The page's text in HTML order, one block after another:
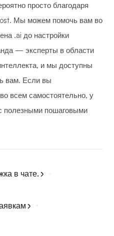
просто благодаря
Мы можем помочь вам во
.ai до настройки
— эксперты в области
и мы доступны
вам. Если вы
всем самостоятельно, у
полезными пошаговыми
в чате.